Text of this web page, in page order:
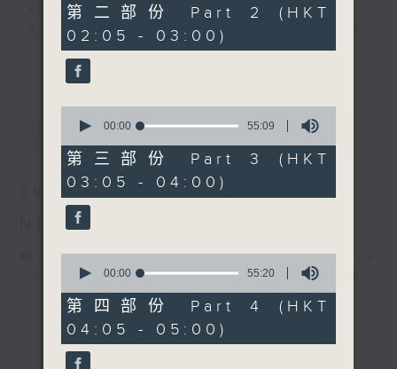
every night, from 1.05am until
dawn, as we slowly wake up with
you. Enjoy the non-stop mellow
side of the 70s to the 90s at
grow in pace, moving you towards
the 2000s and a perfect morning
Seven days a week from 1.05am...
最新 LATEST
Night Music on Radio 3
網上直播完畢稍後提供節目重溫。 Archive
will be available after live webcast
55
minutes,
9
seconds
第二部份 Part 2 (HKT
02:05 - 03:00)
seconds
55
minutes,
9
seconds
00:00 55:09
第三部份 Part 3 (HKT
03:05 - 04:00)
seconds
55
minutes,
20
seconds
00:00 55:20
第四部份 Part 4 (HKT
04:05 - 05:00)